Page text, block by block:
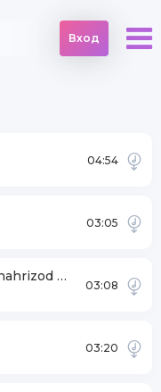
Вход
04:54
03:05
Azizbek Hamidov & Shahrizod Homidov
03:08
03:20